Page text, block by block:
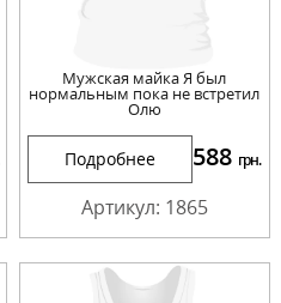
Мужская майка Я был
нормальным пока не встретил
Олю
Подробнее 588 грн.
Артикул: 1865